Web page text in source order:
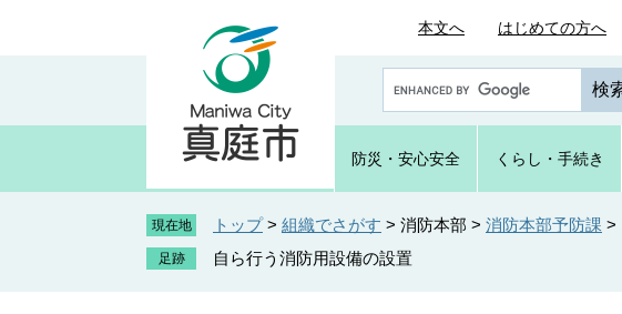
本文へ はじめての方へ
o
e
カ
タ
防災・ 安心安全 くらし ・手続き
現在地 トップ > 組織でさがす > 消防本部 > 消防本部予防課 >
自ら行う消防用設備の設置